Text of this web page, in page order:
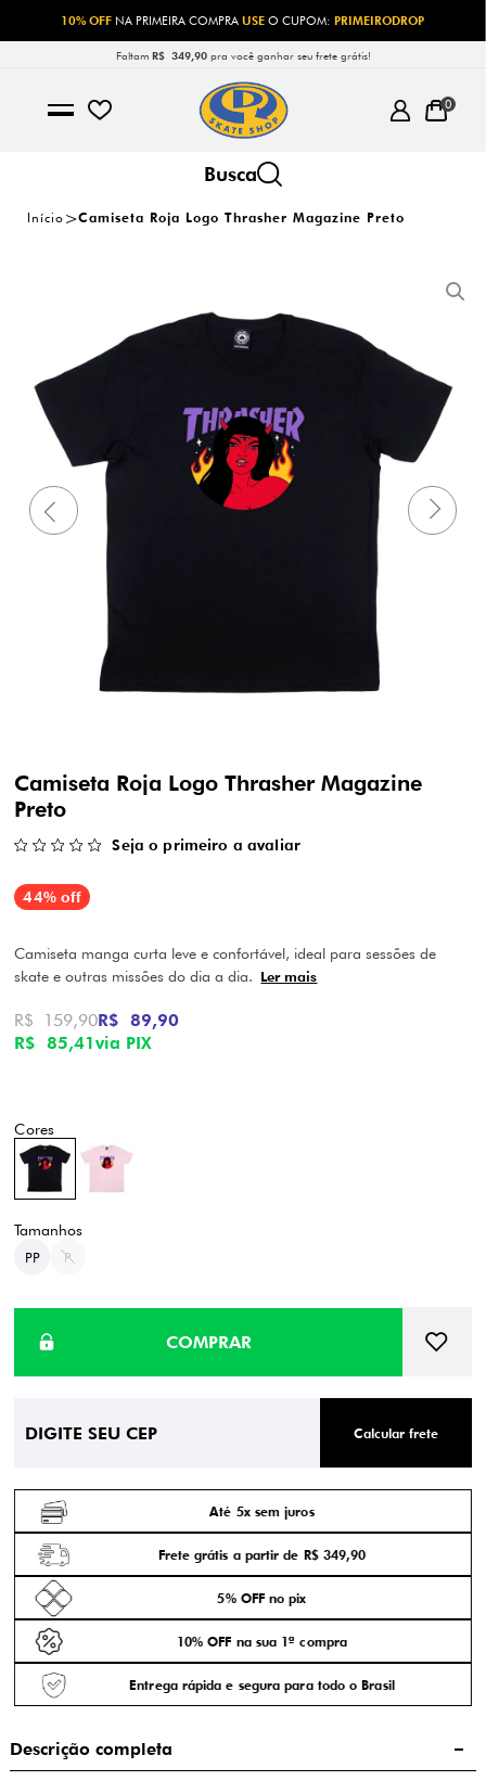
10% OFF NA PRIMEIRA COMPRAUSEO CUPOM:PRIMEIRODROP
Faltam R$ 349,90pra você ganhar seu frete grátis!
0
Início Camiseta Roja Logo Thrasher Magazine Preto
Camiseta Roja Logo Thrasher Magazine
Preto
Seja o primeiro a avaliar
44% off
Camiseta manga curta leve e confortável, ideal para sessões de
skate e outras missões do dia a dia. Ler mais
R$ 85,41via PIX
R$ 159,90R$ 89,90
PP P
Calcular frete
Até 5x sem juros
Frete grátis a partir de R$ 349,90
5% OFF no pix
10% OFF na sua 1ª compra
Entrega rápida e segura para todo o Brasil
Descrição completa